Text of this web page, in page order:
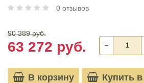
0 отзывов
90 389 руб.
63 272 руб. ‒
В корзину Купить